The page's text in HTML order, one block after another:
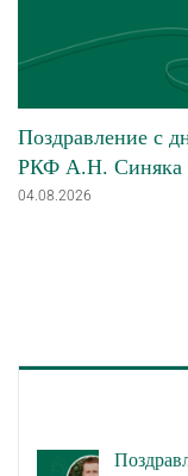
Поздравление с
РКФ А.Н. Синяка
04.08.2026